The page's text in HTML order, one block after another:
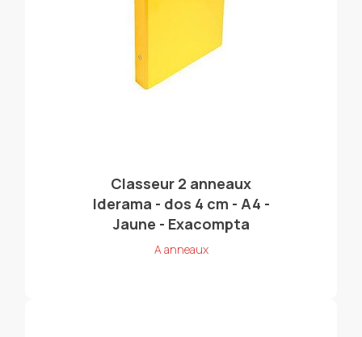
Classeur 2 anneaux
Iderama - dos 4 cm - A4 -
Jaune - Exacompta
A anneaux